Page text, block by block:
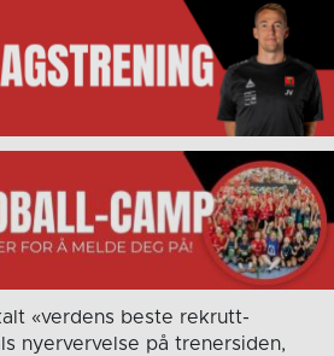
«verdens beste rekrutt-
nyervervelse på trenersiden,